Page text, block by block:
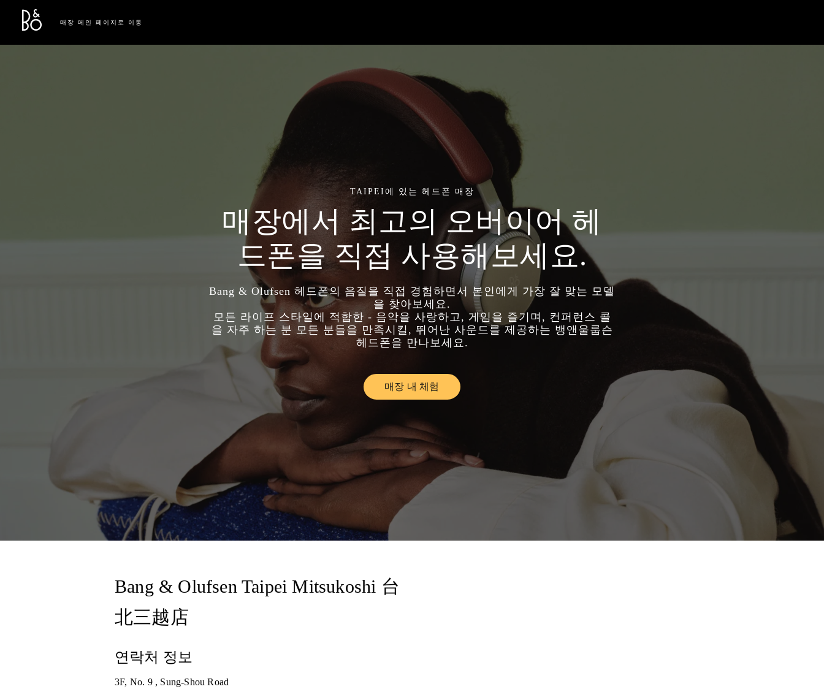
Bang & Olufsen - Exist to Create
매장 메인 페이지로 이동
TAIPEI에 있는 헤드폰 매장
매장에서 최고의 오버이어 헤
드폰을 직접 사용해보세요.
Bang & Olufsen 헤드폰의 음질을 직접 경험하면서 본인에게 가장 잘 맞는 모델
을 찾아보세요.
모든 라이프 스타일에 적합한 - 음악을 사랑하고, 게임을 즐기며, 컨퍼런스 콜
을 자주 하는 분 모든 분들을 만족시킬, 뛰어난 사운드를 제공하는 뱅앤울룹슨
헤드폰을 만나보세요.
매장 내 체험Link Opens in New Tab
Bang & Olufsen Taipei Mitsukoshi 台
北三越店
연락처 정보
3F, No. 9 , Sung-Shou Road